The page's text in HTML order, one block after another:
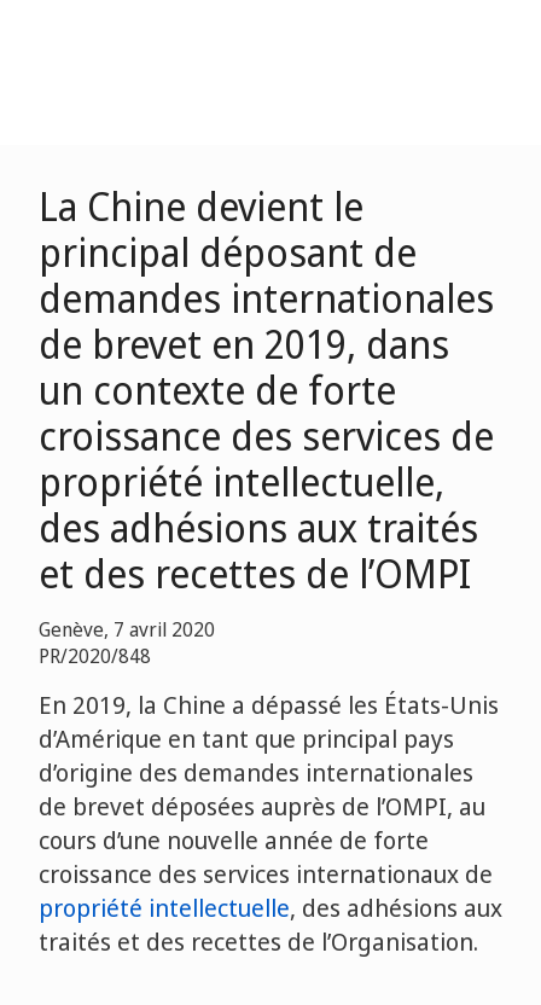
La Chine devient le
principal déposant de
demandes internationales
de brevet en 2019, dans
un contexte de forte
croissance des services de
propriété intellectuelle,
des adhésions aux traités
et des recettes de l’OMPI
Genève, 7 avril 2020
PR/2020/848
En 2019, la Chine a dépassé les États-Unis
d’Amérique en tant que principal pays
d’origine des demandes internationales
de brevet déposées auprès de l’OMPI, au
cours d’une nouvelle année de forte
croissance des services internationaux de
propriété intellectuelle, des adhésions aux
traités et des recettes de l’Organisation.